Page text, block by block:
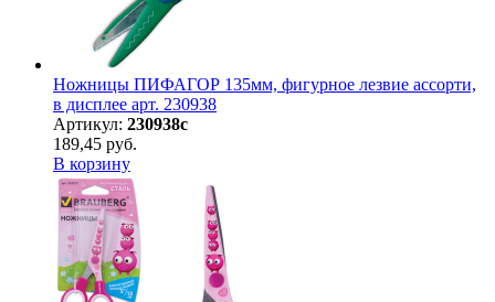
Ножницы ПИФАГОР 135мм, фигурное лезвие ассорти,
в дисплее арт. 230938
Артикул: 230938с
189,45 руб.
В корзину